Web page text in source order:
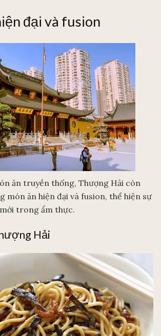
đại và fusion
ăn truyền thống, Thượng Hải còn
món ăn hiện đại và fusion, thể hiện sự
trong ẩm thực.
Hải